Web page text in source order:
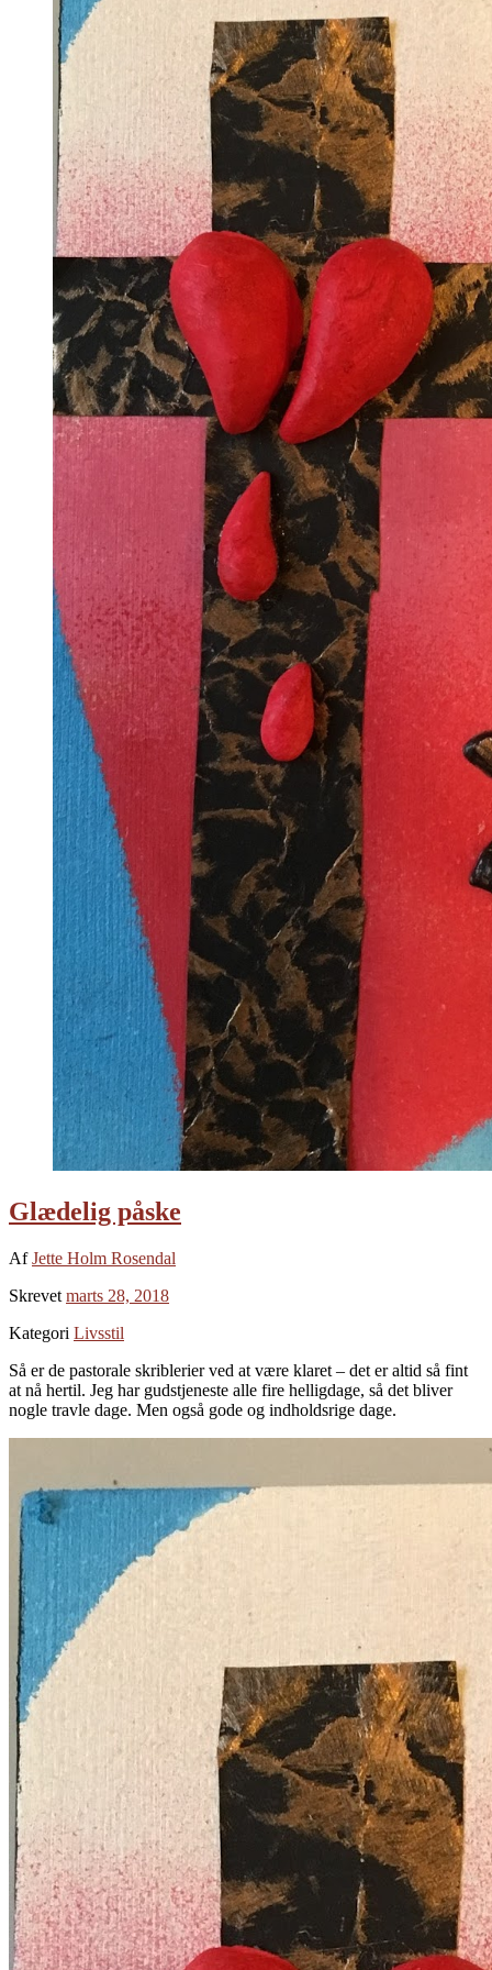
Glædelig påske
AfJette Holm Rosendal
Skrevet marts 28, 2018
Kategori Livsstil
Så er de pastorale skriblerier ved at være klaret – det er altid så fint
at nå hertil. Jeg har gudstjeneste alle fire helligdage, så det bliver
nogle travle dage. Men også gode og indholdsrige dage.